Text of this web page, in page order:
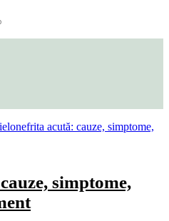
simptome,